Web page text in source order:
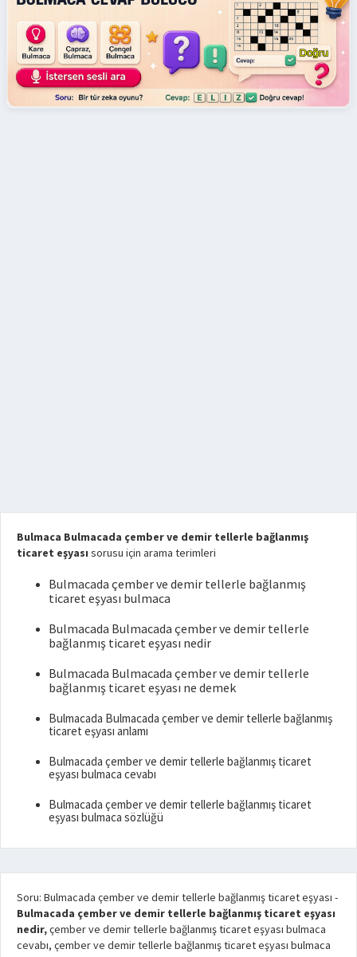
Bulmaca Bulmacada çember ve demir tellerle bağlanmış
ticaret eşyası sorusu için arama terimleri
Bulmacada çember ve demir tellerle bağlanmış
ticaret eşyası bulmaca
Bulmacada Bulmacada çember ve demir tellerle
bağlanmış ticaret eşyası nedir
Bulmacada Bulmacada çember ve demir tellerle
bağlanmış ticaret eşyası ne demek
Bulmacada Bulmacada çember ve demir tellerle bağlanmış
ticaret eşyası anlamı
Bulmacada çember ve demir tellerle bağlanmış ticaret
eşyası bulmaca cevabı
Bulmacada çember ve demir tellerle bağlanmış ticaret
eşyası bulmaca sözlüğü
Soru: Bulmacada çember ve demir tellerle bağlanmış ticaret eşyası -
Bulmacada çember ve demir tellerle bağlanmış ticaret eşyası
nedir,çember ve demir tellerle bağlanmış ticaret eşyası bulmaca
cevabı, çember ve demir tellerle bağlanmış ticaret eşyası bulmaca